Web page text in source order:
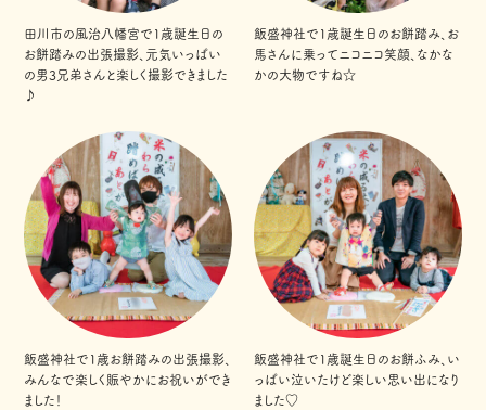
田川市の風治八幡宮で1歳誕生日の
お餅踏みの出張撮影、元気いっぱい
の男3兄弟さんと楽しく撮影できました
♪
飯盛神社で1歳誕生日のお餅踏み、お
馬さんに乗ってニコニコ笑顔、なかな
かの大物ですね☆
飯盛神社で1歳お餅踏みの出張撮影、
みんなで楽しく賑やかにお祝いができ
ました！
飯盛神社で1歳誕生日のお餅ふみ、い
っぱい泣いたけど楽しい思い出になり
ました♡